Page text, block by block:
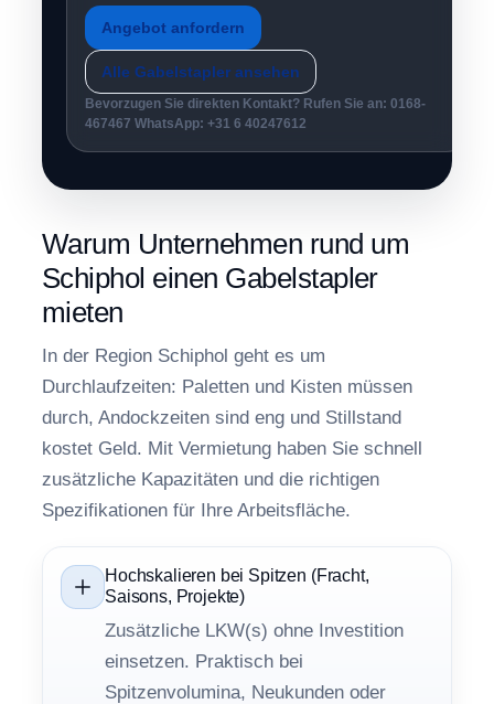
Angebot anfordern
Alle Gabelstapler ansehen
Bevorzugen Sie direkten Kontakt? Rufen Sie an: 0168-
467467 WhatsApp: +31 6 40247612
Warum Unternehmen rund um
Schiphol einen Gabelstapler
mieten
In der Region Schiphol geht es um
Durchlaufzeiten: Paletten und Kisten müssen
durch, Andockzeiten sind eng und Stillstand
kostet Geld. Mit Vermietung haben Sie schnell
zusätzliche Kapazitäten und die richtigen
Spezifikationen für Ihre Arbeitsfläche.
Hochskalieren bei Spitzen (Fracht,
Saisons, Projekte)
Zusätzliche LKW(s) ohne Investition
einsetzen. Praktisch bei
Spitzenvolumina, Neukunden oder